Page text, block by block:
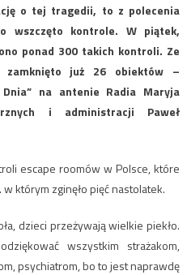
o tej tragedii, to z polecenia
wszczęto kontrole. W piątek,
ponad 300 takich kontroli. Ze
zamknięto już 26 obiektów –
na antenie Radia Maryja
i administracji Paweł
escape roomów w Polsce, które
którym zginęło pięć nastolatek.
dzieci przeżywają wielkie piekło.
wszystkim strażakom,
psychiatrom, bo to jest naprawdę